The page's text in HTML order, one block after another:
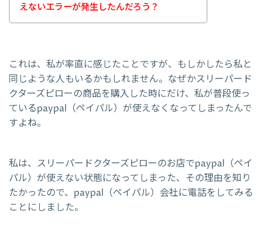
えないエラーが発生したんだろう？
これは、私が率直に感じたことですが、もしかしたら私と
同じような人もいるかもしれません。なぜかスリーパード
クターズピローの商品を購入した時にだけ、私が普段使っ
ているpaypal（ペイパル）が使えなくなってしまったんで
すよね。
私は、スリーパードクターズピローのお店でpaypal（ペイ
パル）が使えない状態になってしまった、その理由を知り
たかったので、paypal（ペイパル）会社に電話をしてみる
ことにしました。